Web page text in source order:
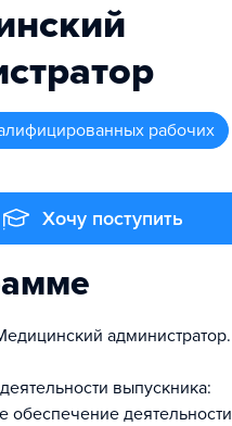
рабочих
Хочу поступить
администратор.
выпускника:
обеспечение деятельности